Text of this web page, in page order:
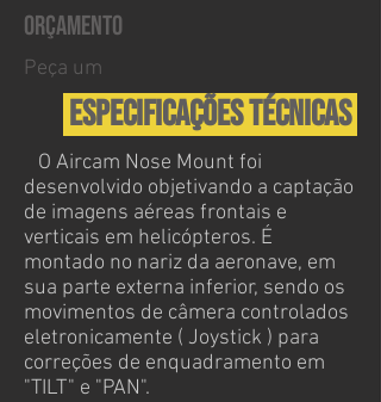
ORÇAMENTO
Peça um
EspecificaçõesTécnicas
O Aircam Nose Mount foi
desenvolvido objetivando a captação
de imagens aéreas frontais e
verticais em helicópteros. É
montado no nariz da aeronave, em
sua parte externa inferior, sendo os
movimentos de câmera controlados
eletronicamente ( Joystick ) para
correções de enquadramento em
"TILT" e "PAN".